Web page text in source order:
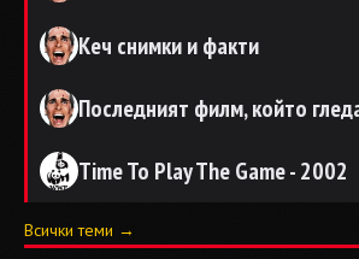
Кеч снимки и факти
Последният филм, който
Time To Play The Game - 2002
Всички теми →